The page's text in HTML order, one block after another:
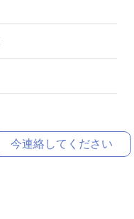
今連絡してください